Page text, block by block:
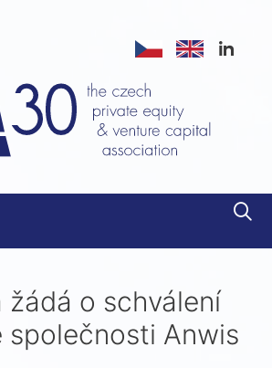
žádá o schválení
společnosti Anwis